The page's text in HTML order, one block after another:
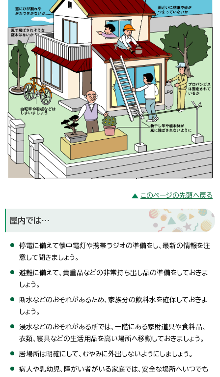
このページの先頭へ戻る
屋内では…
停電に備えて懐中電灯や携帯ラジオの準備をし、最新の情報を注
意して聞きましょう。
避難に備えて、貴重品などの非常持ち出し品の準備をしておきま
しょう。
断水などのおそれがあるため、家族分の飲料水を確保しておきま
しょう。
浸水などのおそれがある所では、一階にある家財道具や食料品、
衣類、寝具などの生活用品を高い場所へ移動しておきましょう。
居場所は明確にして、むやみに外出しないようにしましょう。
病人や乳幼児、障がい者がいる家庭では、安全な場所へいつでも